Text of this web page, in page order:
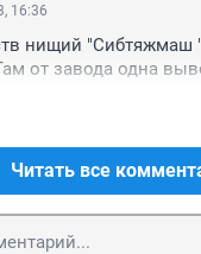
16:36
нищий "Сибтяжмаш
от завода одна
Читать все